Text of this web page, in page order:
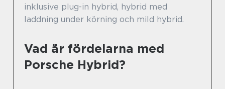
inklusive plug-in hybrid, hybrid med
laddning under körning och mild hybrid.
Vad är fördelarna med
Porsche Hybrid?